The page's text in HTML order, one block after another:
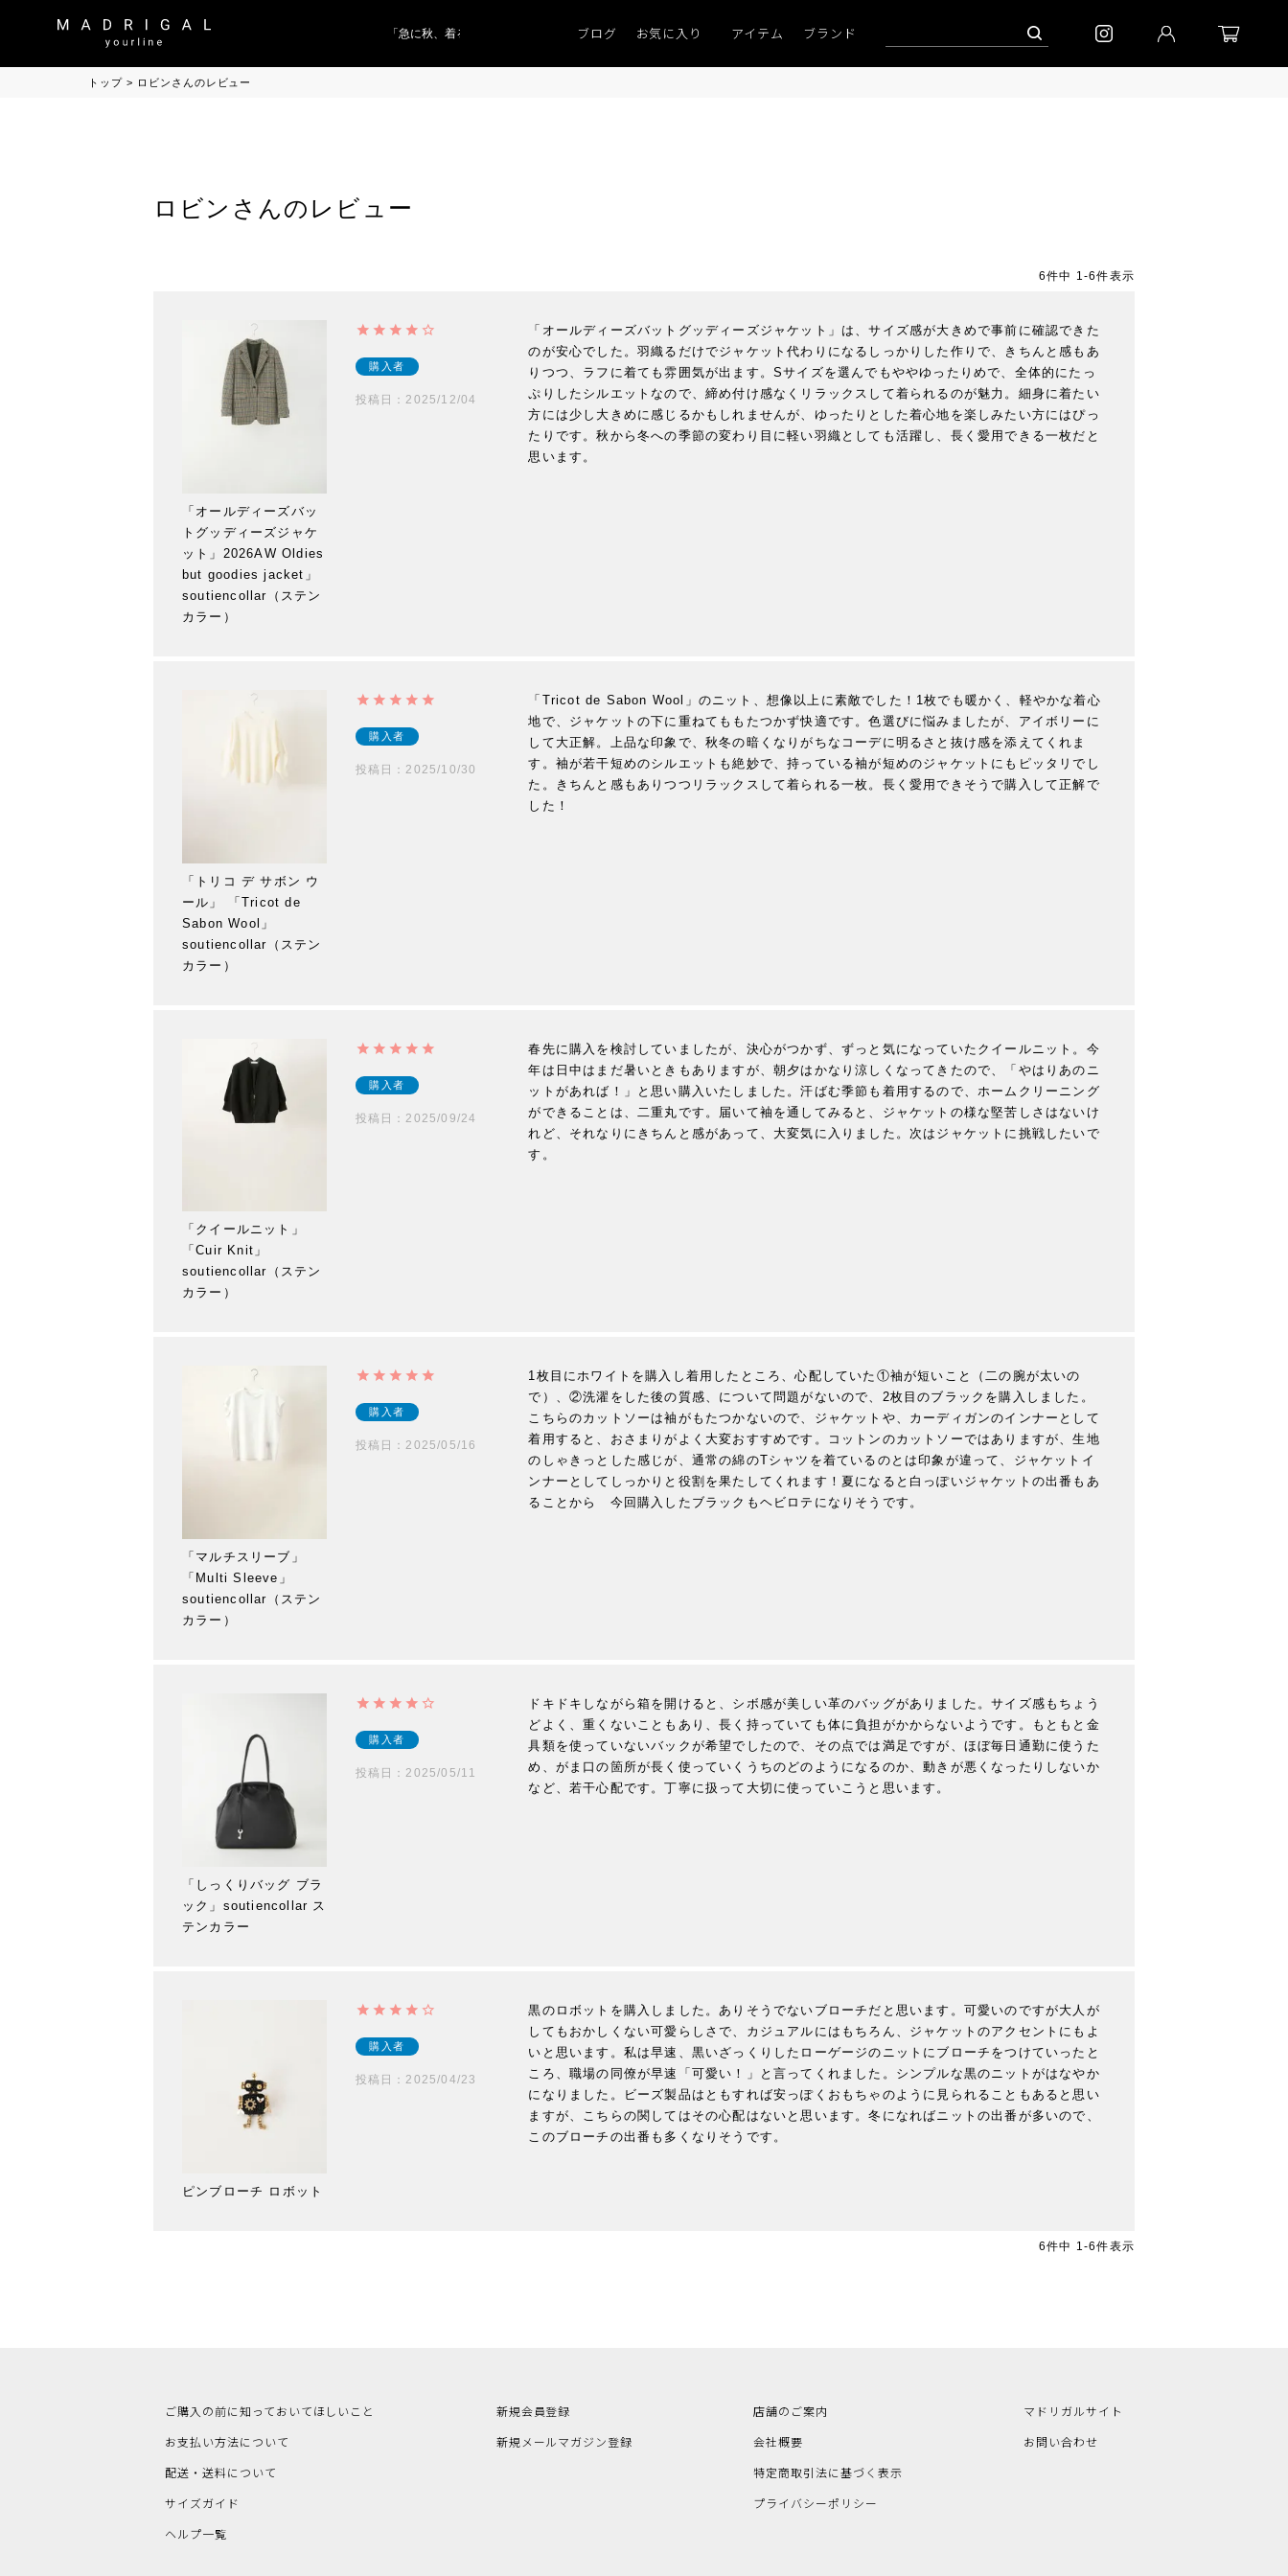
「急に秋、着るものがない」 「キレイなニット」 ポイント9％「マンスリーポイントキャンペーン」 到着(8/7)｜eb.a.gos 予約│「エッグジャケット GREY」
ブログ お気に入り アイテム ブランド
トップ ロビンさんのレビュー
ロビンさんのレビュー
6件中 1-6件表示
「オールディーズバッ
トグッディーズジャケ
ット」2026AW Oldies
but goodies jacket」
soutiencollar（ステン
カラー）
購入者
投稿日 2025/12/04
「オールディーズバットグッディーズジャケット」は、サイズ感が大きめで事前に確認できた
のが安心でした。羽織るだけでジャケット代わりになるしっかりした作りで、きちんと感もあ
りつつ、ラフに着ても雰囲気が出ます。Sサイズを選んでもややゆったりめで、全体的にたっ
ぷりしたシルエットなので、締め付け感なくリラックスして着られるのが魅力。細身に着たい
方には少し大きめに感じるかもしれませんが、ゆったりとした着心地を楽しみたい方にはぴっ
たりです。秋から冬への季節の変わり目に軽い羽織としても活躍し、長く愛用できる一枚だと
思います。
「トリコ デ サボン ウ
ール」 「Tricot de
Sabon Wool」
soutiencollar（ステン
カラー）
購入者
投稿日 2025/10/30
「Tricot de Sabon Wool」のニット、想像以上に素敵でした！1枚でも暖かく、軽やかな着心
地で、ジャケットの下に重ねてももたつかず快適です。色選びに悩みましたが、アイボリーに
して大正解。上品な印象で、秋冬の暗くなりがちなコーデに明るさと抜け感を添えてくれま
す。袖が若干短めのシルエットも絶妙で、持っている袖が短めのジャケットにもピッタリでし
た。きちんと感もありつつリラックスして着られる一枚。長く愛用できそうで購入して正解で
した！
「クイールニット」
「Cuir Knit」
soutiencollar（ステン
カラー）
購入者
投稿日 2025/09/24
春先に購入を検討していましたが、決心がつかず、ずっと気になっていたクイールニット。今
年は日中はまだ暑いときもありますが、朝夕はかなり涼しくなってきたので、「やはりあのニ
ットがあれば！」と思い購入いたしました。汗ばむ季節も着用するので、ホームクリーニング
ができることは、二重丸です。届いて袖を通してみると、ジャケットの様な堅苦しさはないけ
れど、それなりにきちんと感があって、大変気に入りました。次はジャケットに挑戦したいで
す。
「マルチスリーブ」
「Multi Sleeve」
soutiencollar（ステン
カラー）
購入者
投稿日 2025/05/16
1枚目にホワイトを購入し着用したところ、心配していた①袖が短いこと（二の腕が太いの
で）、②洗濯をした後の質感、について問題がないので、2枚目のブラックを購入しました。
こちらのカットソーは袖がもたつかないので、ジャケットや、カーディガンのインナーとして
着用すると、おさまりがよく大変おすすめです。コットンのカットソーではありますが、生地
のしゃきっとした感じが、通常の綿のTシャツを着ているのとは印象が違って、ジャケットイ
ンナーとしてしっかりと役割を果たしてくれます！夏になると白っぽいジャケットの出番もあ
ることから　今回購入したブラックもヘビロテになりそうです。
「しっくりバッグ ブラ
ック」soutiencollar ス
テンカラー
購入者
投稿日 2025/05/11
ドキドキしながら箱を開けると、シボ感が美しい革のバッグがありました。サイズ感もちょう
どよく、重くないこともあり、長く持っていても体に負担がかからないようです。もともと金
具類を使っていないバックが希望でしたので、その点では満足ですが、ほぼ毎日通勤に使うた
め、がま口の箇所が長く使っていくうちのどのようになるのか、動きが悪くなったりしないか
など、若干心配です。丁寧に扱って大切に使っていこうと思います。
ピンブローチ ロボット
購入者
投稿日 2025/04/23
黒のロボットを購入しました。ありそうでないブローチだと思います。可愛いのですが大人が
してもおかしくない可愛らしさで、カジュアルにはもちろん、ジャケットのアクセントにもよ
いと思います。私は早速、黒いざっくりしたローゲージのニットにブローチをつけていったと
ころ、職場の同僚が早速「可愛い！」と言ってくれました。シンプルな黒のニットがはなやか
になりました。ビーズ製品はともすれば安っぽくおもちゃのように見られることもあると思い
ますが、こちらの関してはその心配はないと思います。冬になればニットの出番が多いので、
このブローチの出番も多くなりそうです。
6件中 1 -6件表示
ご購入の前に知っておいてほしいこと
お支払い方法について
配送・送料について
サイズガイド
ヘルプ一覧
新規会員登録
新規メールマガジン登録
店舗のご案内
会社概要
特定商取引法に基づく表示
プライバシーポリシー
マドリガルサイト
お問い合わせ